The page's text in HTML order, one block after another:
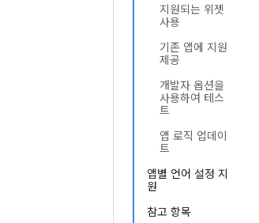
지원되는 위젯
사용
기존 앱에 지원
제공
개발자 옵션을
사용하여 테스
트
앱 로직 업데이
트
앱별 언어 설정 지
원
참고 항목